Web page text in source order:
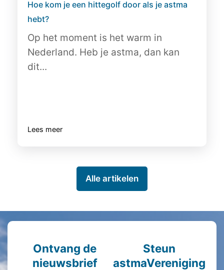
Hoe kom je een hittegolf door als je astma
hebt?
Op het moment is het warm in
Nederland. Heb je astma, dan kan
dit...
Lees meer
Alle artikelen
Ontvang de
nieuwsbrief
Steun
astmaVereniging